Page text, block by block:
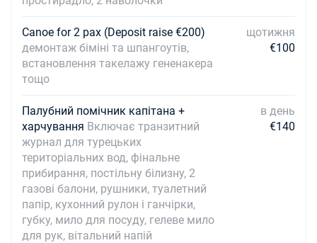
Canoe for 2 pax (Deposit raise €200)
демонтаж біміні та шпангоутів,
встановлення такелажу гененакера
тощо
щотижня
€100
Палубний помічник капітана +
харчування Включає транзитний
журнал для турецьких
територіальних вод, фінальне
прибирання, постільну білизну, 2
газові балони, рушники, туалетний
папір, кухонний рулон і ганчірки,
губку, мило для посуду, гелеве мило
для рук, вітальний напій
в день
€140